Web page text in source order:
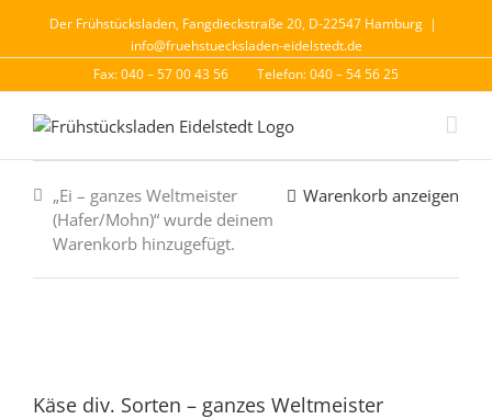
Der Frühstücksladen, Fangdieckstraße 20, D-22547 Hamburg |
info@fruehstuecksladen-eidelstedt.de
Fax: 040 – 57 00 43 56
Telefon: 040 – 54 56 25
Warenkorb anzeigen
„Ei – ganzes Weltmeister
(Hafer/Mohn)“ wurde deinem
Warenkorb hinzugefügt.
Käse div. Sorten – ganzes Weltmeister